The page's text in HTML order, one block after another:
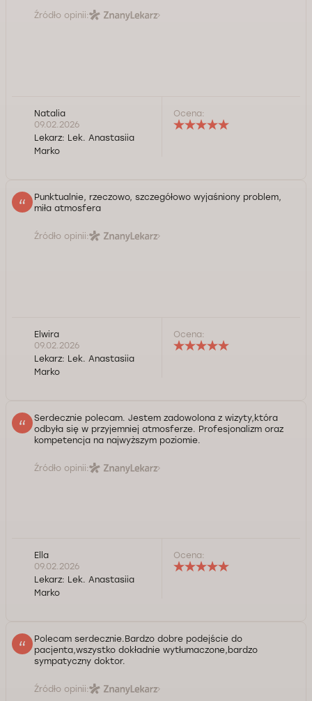
Źródło opinii:
Natalia
09.02.2026
Lekarz: Lek. Anastasiia
Marko
Ocena:
Punktualnie, rzeczowo, szczegółowo wyjaśniony problem,
miła atmosfera
Źródło opinii:
Elwira
09.02.2026
Lekarz: Lek. Anastasiia
Marko
Ocena:
Serdecznie polecam. Jestem zadowolona z wizyty,która
odbyła się w przyjemniej atmosferze. Profesjonalizm oraz
kompetencja na najwyższym poziomie.
Źródło opinii:
Ella
09.02.2026
Lekarz: Lek. Anastasiia
Marko
Ocena:
Polecam serdecznie.Bardzo dobre podejście do
pacjenta,wszystko dokładnie wytłumaczone,bardzo
sympatyczny doktor.
Źródło opinii: